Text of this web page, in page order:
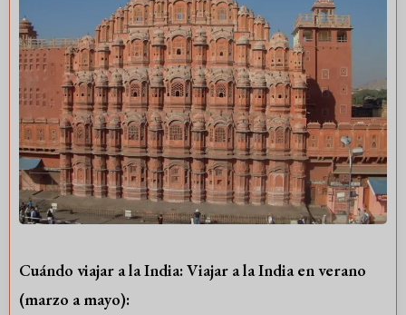
Cuándo viajar a la India: Viajar a la India en verano
(marzo a mayo):